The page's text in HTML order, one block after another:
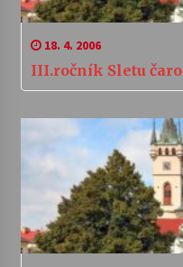
18. 4. 2006
III.ročník Sletu